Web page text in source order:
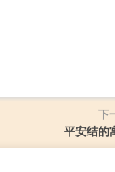
下
平安结的